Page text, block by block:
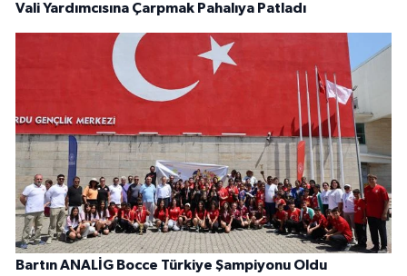
Vali Yardımcısına Çarpmak Pahalıya Patladı
Bartın ANALİG Bocce Türkiye Şampiyonu Oldu